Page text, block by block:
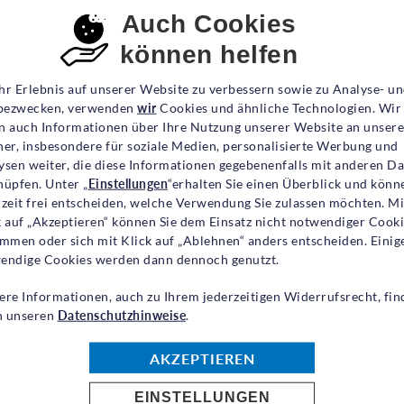
Einstellungen
Auch Cookies
können helfen
Erlebnis auf unserer Website zu verbessern sowie zu Analyse-
verwenden wirCookies und ähnliche Technologien. Wir
auch Informationen über Ihre Nutzung unserer Website an unsere
insbesondere für soziale Medien, personalisierte Werbung und
weiter, die diese Informationen gegebenenfalls mit anderen
Unter „Einstellungen“erhalten Sie einen Überblick und
frei entscheiden, welche Verwendung Sie zulassen möchten.
„Akzeptieren“ können Sie dem Einsatz nicht notwendiger
oder sich mit Klick auf „Ablehnen“ anders entscheiden.
Cookies werden dann dennoch genutzt.
Informationen, auch zu Ihrem jederzeitigen Widerrufsrecht,
unseren Datenschutzhinweise.
AKZEPTIEREN
EINSTELLUNGEN
Schritt aus
hin zu
und der Schlüssel zu einer eigenen Zukunft“,
derUNO-Flüchtlingshilfe. Ob
eröffnet Perspektiven, stärkt Selbstvertrauen und
Leben.
Geflüchtete können keine Schule besuchen.
90 Prozent aller Kinder im Grundschulalter in die
67 Prozent. Und danach wird die Lücke noch
80 Prozent aller Kinder eine weiterführende
37 Prozent. Die Chance, sich durch eine
über 40 Prozent der jungen Menschen –